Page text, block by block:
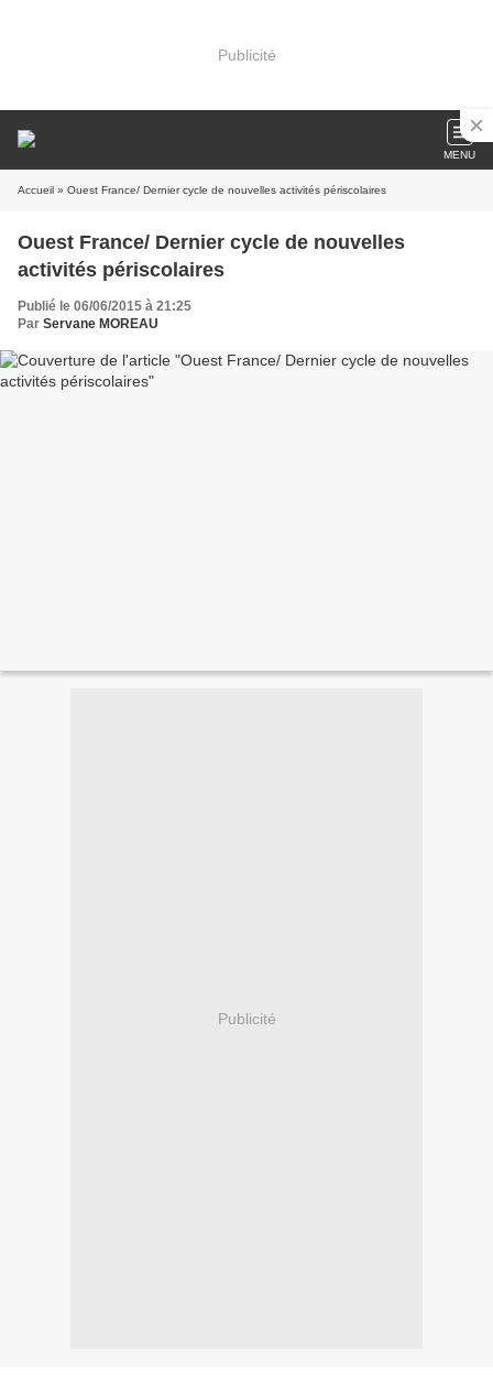
Publicité
MENU
Accueil » Ouest France/ Dernier cycle de nouvelles activités périscolaires
Ouest France/ Dernier cycle de nouvelles
activités périscolaires
Publié le 06/06/2015 à 21:25
Par Servane MOREAU
Publicité